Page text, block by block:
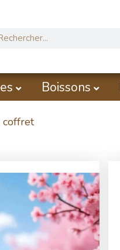
Boissons
coffret